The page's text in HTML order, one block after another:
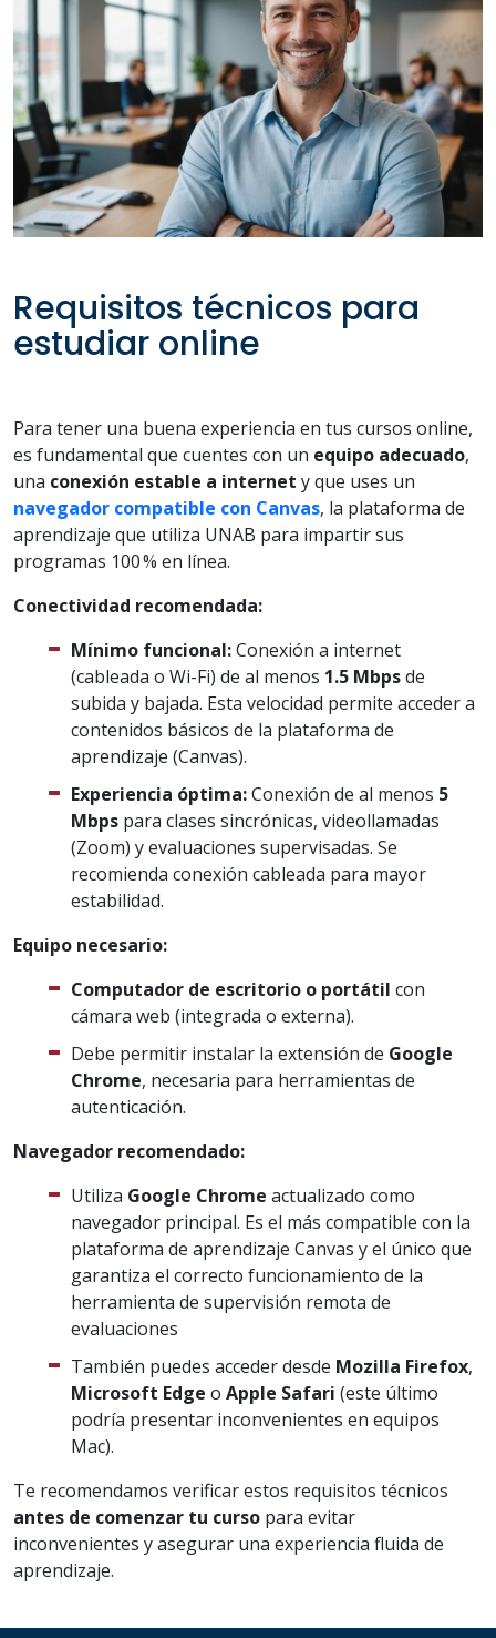
Requisitos técnicos para
estudiar online
Para tener una buena experiencia en tus cursos online,
es fundamental que cuentes con un equipo adecuado,
una conexión estable a internet y que uses un
navegador compatible con Canvas, la plataforma de
aprendizaje que utiliza UNAB para impartir sus
programas 100 % en línea.
Conectividad recomendada:
Mínimo funcional:Conexión a internet
(cableada o Wi-Fi) de al menos 1.5 Mbpsde
subida y bajada. Esta velocidad permite acceder a
contenidos básicos de la plataforma de
aprendizaje (Canvas).
Experiencia óptima:Conexión de al menos 5
Mbps para clases sincrónicas, videollamadas
(Zoom) y evaluaciones supervisadas. Se
recomienda conexión cableada para mayor
estabilidad.
Equipo necesario:
Computador de escritorio o portátil con
cámara web (integrada o externa).
Debe permitir instalar la extensión de Google
Chrome, necesaria para herramientas de
autenticación.
Navegador recomendado:
Utiliza Google Chrome actualizado como
navegador principal. Es el más compatible con la
plataforma de aprendizaje Canvas y el único que
garantiza el correcto funcionamiento de la
herramienta de supervisión remota de
evaluaciones
También puedes acceder desde Mozilla Firefox,
Microsoft Edge o Apple Safari (este último
podría presentar inconvenientes en equipos
Mac).
Te recomendamos verificar estos requisitos técnicos
antes de comenzar tu curso para evitar
inconvenientes y asegurar una experiencia fluida de
aprendizaje.